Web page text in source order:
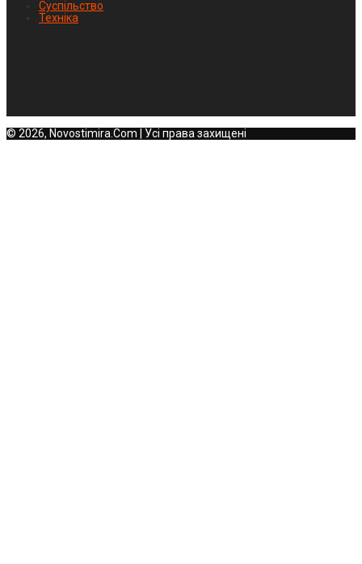
Суспільство
Техніка
© 2026, Novostimira.Com | Усі права захищені